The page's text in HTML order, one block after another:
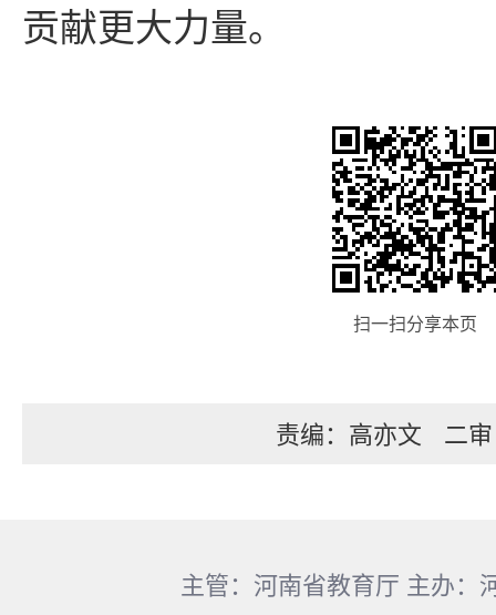
贡献更大力量。
扫一扫分享本页
责编：高亦文 二
主管：河南省教育厅 主办：